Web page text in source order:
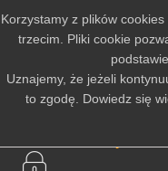
Nie jesteś
Korzystamy z plików
trzecim. Pliki cookie
Uznajemy, że jeżeli
to zgodę. Dowiedz się